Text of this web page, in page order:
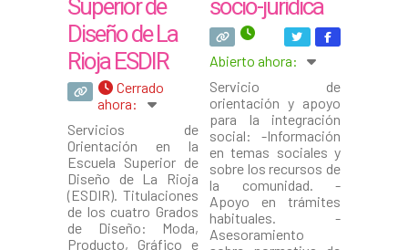
Superior de
Diseño de La
Rioja ESDIR
Cerrado
ahora:
Servicios de
Orientación en la
Escuela Superior de
Diseño de La Rioja
(ESDIR). Titulaciones
de los cuatro Grados
de Diseño: Moda,
Producto, Gráfico e
socio-jurídica
Abierto ahora:
Servicio de
orientación y apoyo
para la integración
social: -Información
en temas sociales y
sobre los recursos de
la comunidad. -
Apoyo en trámites
habituales. -
Asesoramiento